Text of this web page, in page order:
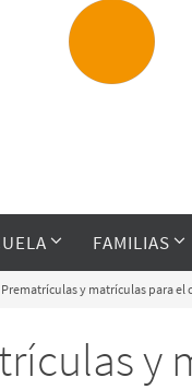
FAMILIAS
Prematrículas y matrículas para el
y